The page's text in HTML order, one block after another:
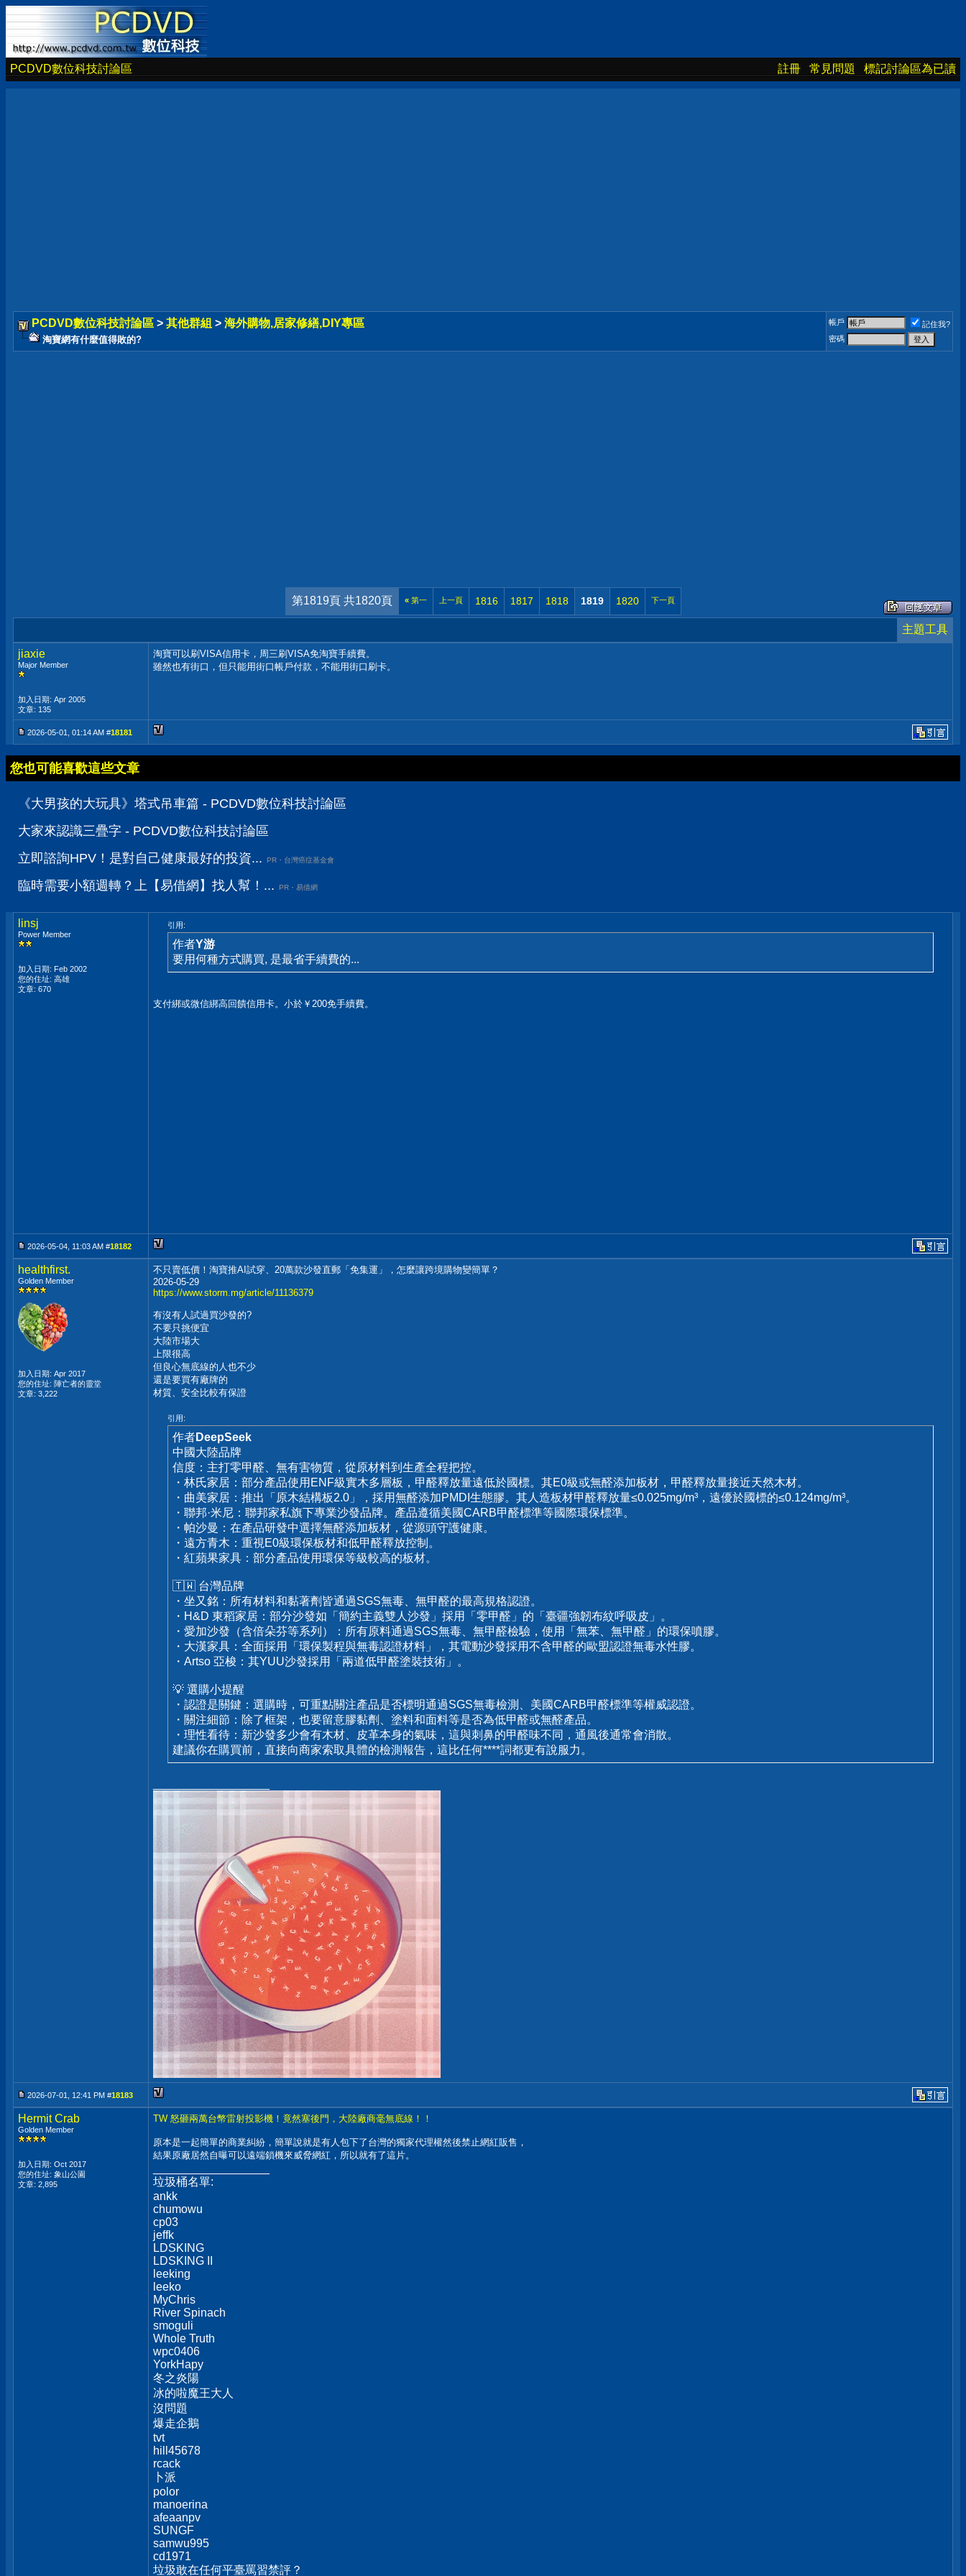
PCDVD數位科技討論區 註冊 常見問題 標記討論區為已讀
PCDVD數位科技討論區 > 其他群組 > 海外購物,居家修繕,DIY專區
淘寶網有什麼值得敗的?
帳戶
記住我?
密碼
第1819頁 共1820頁 «第一 上一頁 1816 1817 1818 1819 1820 下一頁
主題工具
jiaxie
Major Member
加入日期: Apr 2005
文章: 135
淘寶可以刷VISA信用卡，周三刷VISA免淘寶手續費。
雖然也有街口，但只能用街口帳戶付款，不能用街口刷卡。
2026-05-01, 01:14 AM #18181
您也可能喜歡這些文章
《大男孩的大玩具》塔式吊車篇 - PCDVD數位科技討論區
大家來認識三疊字 - PCDVD數位科技討論區
立即諮詢HPV！是對自己健康最好的投資...
PR・台灣癌症基金會
臨時需要小額週轉？上【易借網】找人幫！... PR・易借網
linsj
Power Member
加入日期: Feb 2002
您的住址: 高雄
文章: 670
引用:
作者Y游
要用何種方式購買, 是最省手續費的...
支付綁或微信綁高回饋信用卡。小於￥200免手續費。
2026-05-04, 11:03 AM #18182
healthfirst.
Golden Member
加入日期: Apr 2017
您的住址: 陣亡者的靈堂
文章: 3,222
不只賣低價！淘寶推AI試穿、20萬款沙發直郵「免集運」，怎麼讓跨境購物變簡單？
2026-05-29
https://www.storm.mg/article/11136379
有沒有人試過買沙發的?
不要只挑便宜
大陸市場大
上限很高
但良心無底線的人也不少
還是要買有廠牌的
材質、安全比較有保證
引用:
作者DeepSeek
中國大陸品牌
信度：主打零甲醛、無有害物質，從原材料到生產全程把控。
・林氏家居：部分產品使用ENF級實木多層板，甲醛釋放量遠低於國標。其E0級或無醛添加板材，甲醛釋放量接近天然木材。
・曲美家居：推出「原木結構板2.0」，採用無醛添加PMDI生態膠。其人造板材甲醛釋放量≤0.025mg/m³，遠優於國標的≤0.124mg/m³。
・聯邦·米尼：聯邦家私旗下專業沙發品牌。產品遵循美國CARB甲醛標準等國際環保標準。
・帕沙曼：在產品研發中選擇無醛添加板材，從源頭守護健康。
・遠方青木：重視E0級環保板材和低甲醛釋放控制。
・紅蘋果家具：部分產品使用環保等級較高的板材。
🇹🇼 台灣品牌
・坐又銘：所有材料和黏著劑皆通過SGS無毒、無甲醛的最高規格認證。
・H&D 東稻家居：部分沙發如「簡約主義雙人沙發」採用「零甲醛」的「臺疆強韌布紋呼吸皮」。
・愛加沙發（含倍朵芬等系列）：所有原料通過SGS無毒、無甲醛檢驗，使用「無苯、無甲醛」的環保噴膠。
・大漢家具：全面採用「環保製程與無毒認證材料」，其電動沙發採用不含甲醛的歐盟認證無毒水性膠。
・Artso 亞梭：其YUU沙發採用「兩道低甲醛塗裝技術」。
💡 選購小提醒
・認證是關鍵：選購時，可重點關注產品是否標明通過SGS無毒檢測、美國CARB甲醛標準等權威認證。
・關注細節：除了框架，也要留意膠黏劑、塗料和面料等是否為低甲醛或無醛產品。
・理性看待：新沙發多少會有木材、皮革本身的氣味，這與刺鼻的甲醛味不同，通風後通常會消散。
建議你在購買前，直接向商家索取具體的檢測報告，這比任何****詞都更有說服力。
2026-07-01, 12:41 PM #18183
Hermit Crab
Golden Member
加入日期: Oct 2017
您的住址: 象山公園
文章: 2,895
TW 怒砸兩萬台幣雷射投影機！竟然塞後門，大陸廠商毫無底線！！
原本是一起簡單的商業糾紛，簡單說就是有人包下了台灣的獨家代理權然後禁止網紅販售，
結果原廠居然自曝可以遠端鎖機來威脅網紅，所以就有了這片。
垃圾桶名單:
ankk
chumowu
cp03
jeffk
LDSKING
LDSKING II
leeking
leeko
MyChris
River Spinach
smoguli
Whole Truth
wpc0406
YorkHapy
冬之炎陽
冰的啦魔王大人
沒問題
爆走企鵝
tvt
hill45678
rcack
卜派
polor
manoerina
afeaanpv
SUNGF
samwu995
cd1971
垃圾敢在任何平臺罵習禁評？